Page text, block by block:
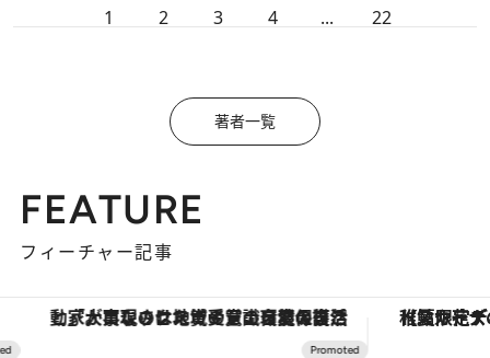
1 2 3 4 ... 22
著者一覧
FEATURE
フィーチャー記事
「大事なのは地域の意識を変えること」。ロレックス賞受賞の自然保護活動家が実現させたナイジェリアの自然環境の復活 【夏限定ディナーコース】旬を